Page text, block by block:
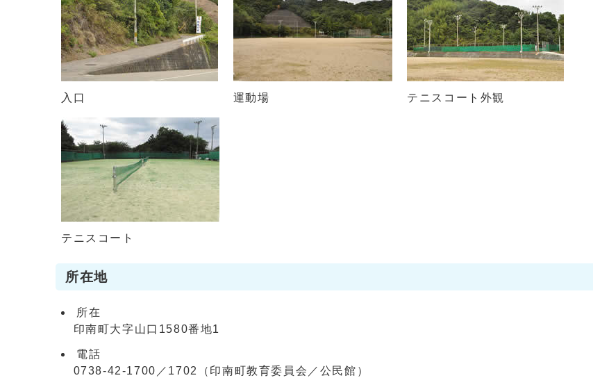
入口 運動場 テニスコート外観
テニスコート
所在地
所在
印南町大字山口1580番地1
電話
0738-42-1700／1702（印南町教育委員会／公民館）